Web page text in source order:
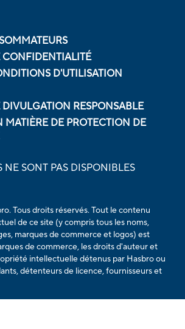
CONFIDENTIALITÉ
D'UTILISATION
RESPONSABLE
MATIÈRE DE PROTECTION DE
NE SONT PAS DISPONIBLES
Tous droits réservés. Tout le contenu
de ce site (y compris tous les noms,
marques de commerce et logos) est
de commerce, les droits d'auteur et
intellectuelle détenus par Hasbro ou
détenteurs de licence, fournisseurs et